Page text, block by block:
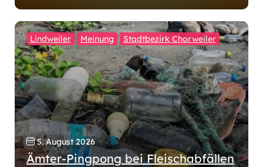
Lindweiler Meinung Stadtbezirk Chorweiler
5. August 2026
Ämter-Pingpong bei Fleischabfällen